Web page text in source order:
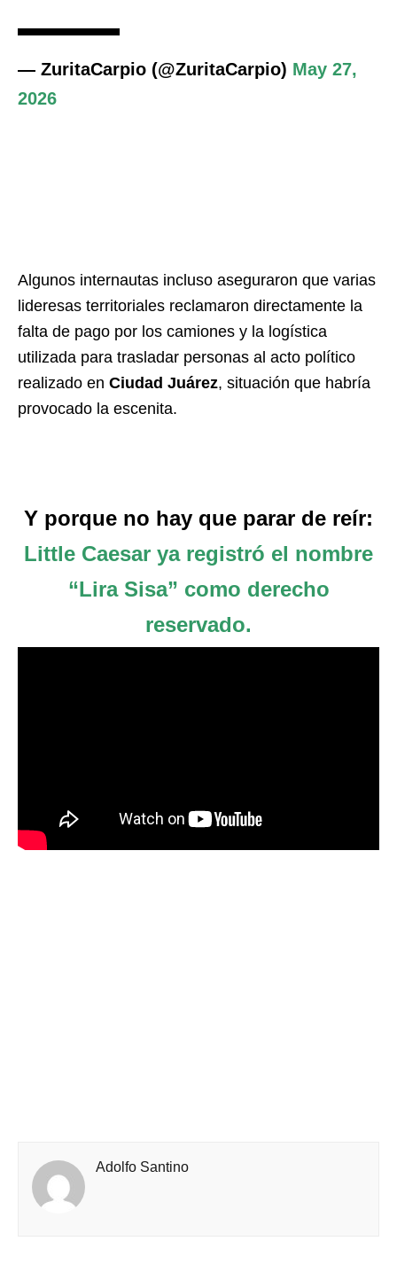
— ZuritaCarpio (@ZuritaCarpio) May 27,
2026
Algunos internautas incluso aseguraron que varias
lideresas territoriales reclamaron directamente la
falta de pago por los camiones y la logística
utilizada para trasladar personas al acto político
realizado en Ciudad Juárez, situación que habría
provocado la escenita.
Y porque no hay que parar de reír:
Little Caesar ya registró el nombre
“Lira Sisa” como derecho
reservado.
Adolfo Santino